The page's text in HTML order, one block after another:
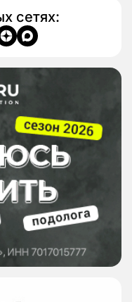
сетях: